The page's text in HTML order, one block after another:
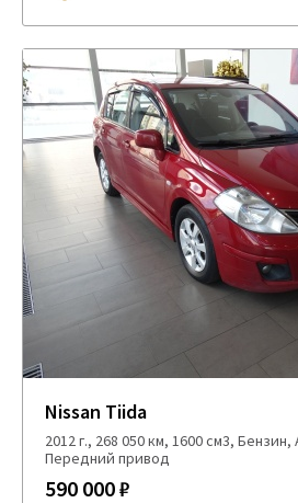
Nissan Tiida
2012 г., 268 050 км, 1600 см3,
Передний привод
590 000 ₽